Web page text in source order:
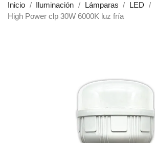
Inicio Iluminación Lámparas LED
High Power clp 30W 6000K luz fría